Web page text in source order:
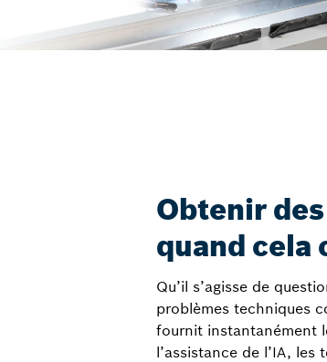
Obtenir
quand cela
Qu’il s’agisse de
problèmes techniques
fournit instantanément
l’assistance de l’IA,